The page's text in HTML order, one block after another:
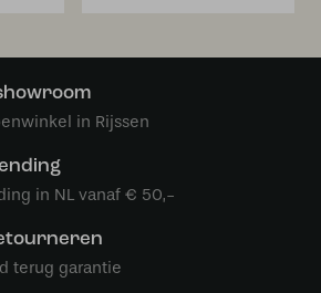
in Rijssen
in NL vanaf € 50,-
terug garantie